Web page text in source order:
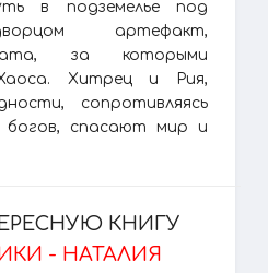
в подземелье под
артефакт,
за которыми
Хитрец и Рия,
сопротивляясь
богов, спасают мир и
КНИГУ
- НАТАЛИЯ